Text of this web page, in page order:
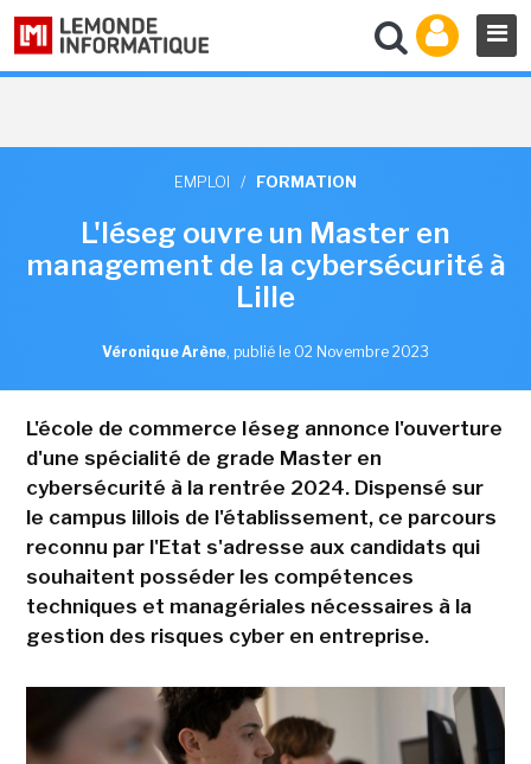
EMPLOI / FORMATION
L'Iéseg ouvre un Master en
management de la cybersécurité à
Lille
Véronique Arène, publié le 02 Novembre 2023
L'école de commerce Iéseg annonce l'ouverture
d'une spécialité de grade Master en
cybersécurité à la rentrée 2024. Dispensé sur
le campus lillois de l'établissement, ce parcours
reconnu par l'Etat s'adresse aux candidats qui
souhaitent posséder les compétences
techniques et managériales nécessaires à la
gestion des risques cyber en entreprise.